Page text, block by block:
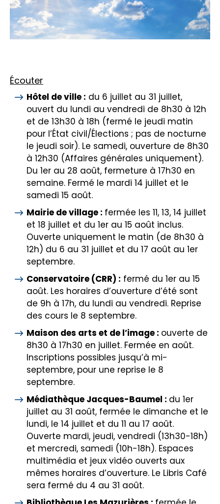
Écouter
Hôtel de ville : du 6 juillet au 31 juillet,
ouvert du lundi au vendredi de 8h30 à 12h
et de 13h30 à 18h (fermé le jeudi matin
pour l’État civil/Élections ; pas de nocturne
le jeudi soir). Le samedi, ouverture de 8h30
à 12h30 (Affaires générales uniquement).
Du 1er au 28 août, fermeture à 17h30 en
semaine. Fermé le mardi 14 juillet et le
samedi 15 août.
Mairie de village : fermée les 11, 13, 14 juillet
et 18 juillet et du 1er au 15 août inclus.
Ouverte uniquement le matin (de 8h30 à
12h) du 6 au 31 juillet et du 17 août au 1er
septembre.
Conservatoire (CRR) : fermé du 1er au 15
août. Les horaires d’ouverture d’été sont
de 9h à 17h, du lundi au vendredi. Reprise
des cours le 8 septembre.
Maison des arts et de l’image : ouverte de
8h30 à 17h30 en juillet. Fermée en août.
Inscriptions possibles jusqu’à mi-
septembre, pour une reprise le 8
septembre.
Médiathèque Jacques-Baumel : du 1er
juillet au 31 août, fermée le dimanche et le
lundi, le 14 juillet et du 11 au 17 août.
Ouverte mardi, jeudi, vendredi (13h30-18h)
et mercredi, samedi (10h-18h). Espaces
multimédia et jeux vidéo ouverts aux
mêmes horaires d’ouverture. Le Libris Café
sera fermé du 4 au 31 août.